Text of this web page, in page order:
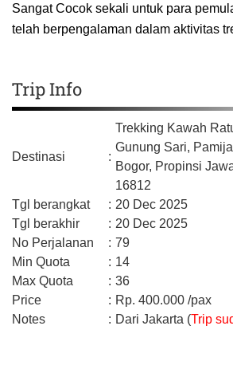
Sangat Cocok sekali untuk para
telah berpengalaman dalam aktivitas
Trip Info
Destinasi :
Trekking Kawah
Gunung Sari,
Bogor, Propinsi
16812
Tgl berangkat
: 20 Dec 2025
Tgl berakhir
: 20 Dec 2025
No Perjalanan
: 79
Min Quota
: 14
Max Quota
: 36
Price
: Rp. 400.000 /pax
Notes
: Dari Jakarta (Trip